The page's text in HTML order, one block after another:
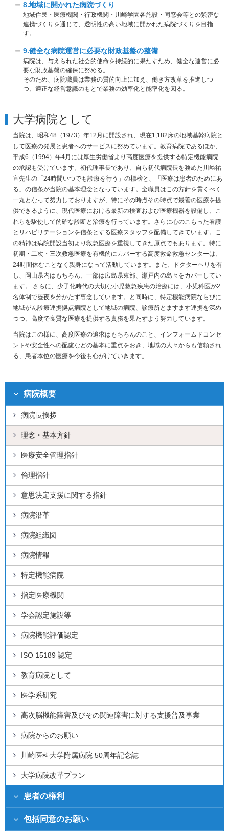
8.地域に開かれた病院づくり
地域住民・医療機関・行政機関・川崎学園各施設・同窓会等との緊密な
連携づくりを通じて、透明性の高い地域に開かれた病院づくりを目指
す。
9.健全な病院運営に必要な財政基盤の整備
病院は、与えられた社会的使命を持続的に果たすため、健全な運営に必
要な財政基盤の確保に努める。
そのため、病院職員は業務の質的向上に加え、働き方改革を推進しつ
つ、適正な経営意識のもとで業務の効率化と能率化を図る。
大学病院として
当院は、昭和48（1973）年12月に開設され、現在1,182床の地域基幹病院と
して医療の発展と患者へのサービスに努めています。教育病院であるほか、
平成6（1994）年4月には厚生労働省より高度医療を提供する特定機能病院
の承認も受けています。初代理事長であり、自ら初代病院長を務めた川﨑祐
宣先生の「24時間いつでも診療を行う」の標榜と、「医療は患者のためにあ
る」の信条が当院の基本理念となっています。全職員はこの方針を貫くべく
一丸となって努力しておりますが、特にその時点その時点で最善の医療を提
供できるように、現代医療における最新の検査および医療機器を設備し、こ
れらを駆使して的確な診断と治療を行っています。さらに心のこもった看護
とリハビリテーションを信条とする医療スタッフを配備してきています。こ
の精神は病院開設当初より救急医療を重視してきた原点でもあります。特に
初期・二次・三次救急医療を有機的にカバーする高度救命救急センターは、
24時間休むことなく親身になって活動しています。また、ドクターヘリを有
し、岡山県内はもちろん、一部は広島県東部、瀬戸内の島々をカバーしてい
ます。 さらに、少子化時代の大切な小児救急疾患の治療には、小児科医が2
名体制で昼夜を分かたず専念しています。と同時に、特定機能病院ならびに
地域がん診療連携拠点病院として地域の病院、診療所とますます連携を深め
つつ、高度で良質な医療を提供する責務を果たすよう努力しています。
当院はこの様に、高度医療の追求はもちろんのこと、インフォームドコンセ
ントや安全性への配慮などの基本に重点をおき、地域の人々からも信頼され
る、患者本位の医療を今後も心がけていきます。
病院概要
病院長挨拶
理念・基本方針
医療安全管理指針
倫理指針
意思決定支援に関する指針
病院沿革
病院組織図
病院情報
特定機能病院
指定医療機関
学会認定施設等
病院機能評価認定
ISO 15189 認定
教育病院として
医学系研究
高次脳機能障害及びその関連障害に対する支援普及事業
病院からのお願い
川崎医科大学附属病院 50周年記念誌
大学病院改革プラン
患者の権利
包括同意のお願い